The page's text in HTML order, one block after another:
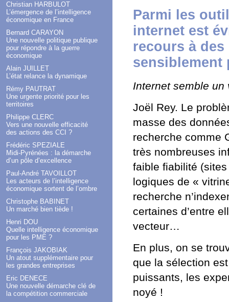
Christian HARBULOT
L’émergence de l’intelligence
économique en France
Bernard CARAYON
Une nouvelle politique publique
pour répondre à la guerre
économique
Alain JUILLET
L’état relance la dynamique
Rémy PAUTRAT
Une urgente priorité pour les
territoires
Philippe CLERC
Vers une nouvelle efficacité
des actions des CCI ?
Frédéric SPEZIALE
Midi-Pyrénées : la démarche
d’un pôle d’excellence
Paul-André TAVOILLOT
Les acteurs de l’intelligence
économique sortent de l’ombre
Christophe BABINET
Un marché bien tiède !
Henri DOU
Quelle intelligence économique
pour les PME ?
François JAKOBIAK
Un atout supplémentaire pour
les grandes entreprises
Eric DENECE
Une nouvelle démarche clé de
la compétition commerciale
Parmi les
internet est
recours à
sensiblement
Internet semble
Joël Rey. Le
masse des
recherche comme
très nombreuses
faible fiabilité
logiques de «
recherche
certaines d’entre
vecteur…
En plus, on se
que la sélection
puissants, les
noyé !